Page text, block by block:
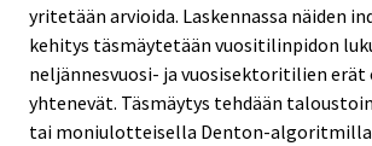
yritetään arvioida. Laskennassa näiden
kehitys täsmäytetään vuositilinpidon
neljännesvuosi- ja vuosisektoritilien erät
yhtenevät. Täsmäytys tehdään
tai moniulotteisella Denton-